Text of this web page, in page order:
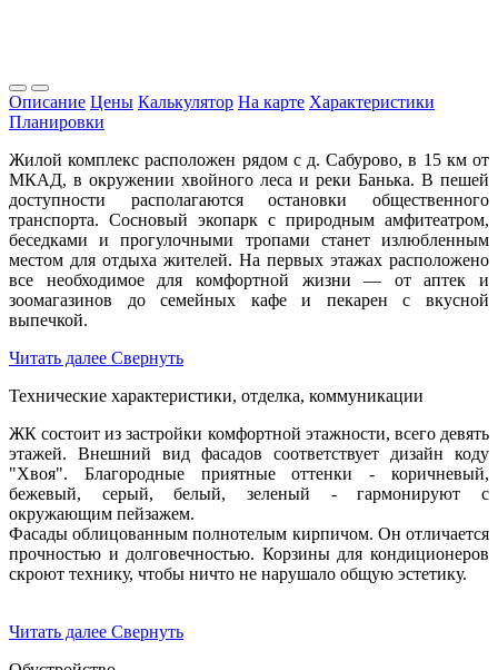
Описание Цены Калькулятор На карте Характеристики
Планировки
Жилой комплекс расположен рядом с д. Сабурово, в 15 км от
МКАД, в окружении хвойного леса и реки Банька. В пешей
доступности располагаются остановки общественного
транспорта. Сосновый экопарк с природным амфитеатром,
беседками и прогулочными тропами станет излюбленным
местом для отдыха жителей. На первых этажах расположено
все необходимое для комфортной жизни — от аптек и
зоомагазинов до семейных кафе и пекарен с вкусной
выпечкой.
Читать далее Свернуть
Технические характеристики, отделка, коммуникации
ЖК состоит из застройки комфортной этажности, всего девять
этажей. Внешний вид фасадов соответствует дизайн коду
"Хвоя". Благородные приятные оттенки - коричневый,
бежевый, серый, белый, зеленый - гармонируют с
окружающим пейзажем.
Фасады облицованным полнотелым кирпичом. Он отличается
прочностью и долговечностью. Корзины для кондиционеров
скроют технику, чтобы ничто не нарушало общую эстетику.
Читать далее Свернуть